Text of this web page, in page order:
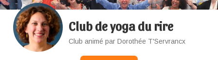
Club de yoga du rire
Club animé par Dorothée T'Servrancx